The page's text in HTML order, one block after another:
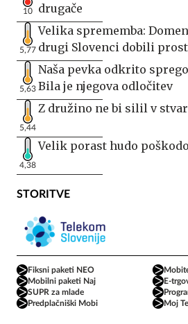
10
drugače
5,77
Velika sprememba:
drugi Slovenci dobili
5,63
Naša pevka odkrito
Bila je njegova odločitev
5,44
Z družino ne bi silil v
4,38
Velik porast hudo
STORITVE
Fiksni paketi NEO
Mobilni paketi Naj
E-
SUPR za mlade
Predplačniški Mobi
Moj